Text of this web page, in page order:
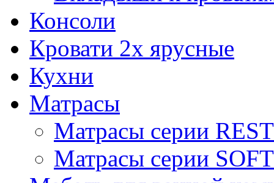
Консоли
Кровати 2х ярусные
Кухни
Матрасы
Матрасы серии REST
Матрасы серии SOFT